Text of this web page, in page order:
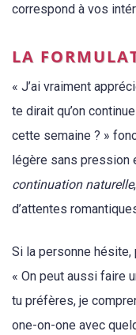
correspond à vos
LA
« J’ai vraiment
te dirait qu’on
cette semaine ? »
légère sans pression
continuation naturelle
d’attentes
Si la personne hésite,
« On peut aussi faire
tu préfères, je
one-on-one avec